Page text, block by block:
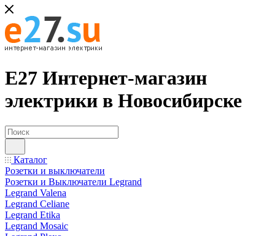
Е27 Интернет-магазин
электрики в Новосибирске
Каталог
Розетки и выключатели
Розетки и Выключатели Legrand
Legrand Valena
Legrand Celiane
Legrand Etika
Legrand Mosaic